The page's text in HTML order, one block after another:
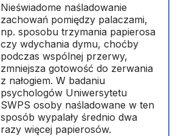
Nieświadome naśladowanie
zachowań pomiędzy palaczami,
np. sposobu trzymania papierosa
czy wdychania dymu, choćby
podczas wspólnej przerwy,
zmniejsza gotowość do zerwania
z nałogiem. W badaniu
psychologów Uniwersytetu
SWPS osoby naśladowane w ten
sposób wypalały średnio dwa
razy więcej papierosów.